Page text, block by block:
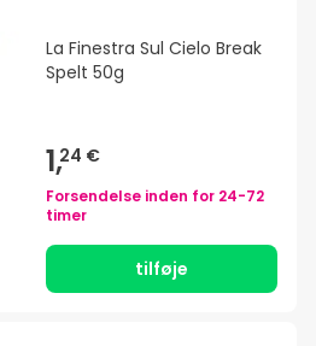
La Finestra Sul Cielo Break
Spelt 50g
1,24 €
Forsendelse inden for 24-72
timer
tilføje